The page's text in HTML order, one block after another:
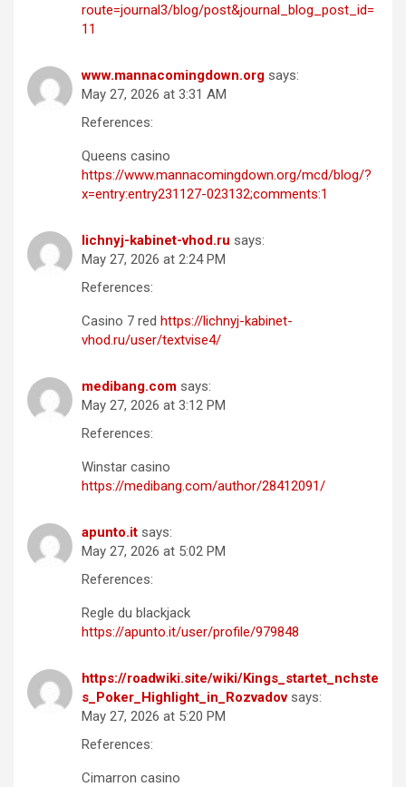
route=journal3/blog/post&journal_blog_post_id=
11
www.mannacomingdown.org says:
May 27, 2026 at 3:31 AM
References:
Queens casino
https://www.mannacomingdown.org/mcd/blog/?
x=entry:entry231127-023132;comments:1
lichnyj-kabinet-vhod.ru says:
May 27, 2026 at 2:24 PM
References:
Casino 7 red https://lichnyj-kabinet-
vhod.ru/user/textvise4/
medibang.com says:
May 27, 2026 at 3:12 PM
References:
Winstar casino
https://medibang.com/author/28412091/
apunto.it says:
May 27, 2026 at 5:02 PM
References:
Regle du blackjack
https://apunto.it/user/profile/979848
https://roadwiki.site/wiki/Kings_startet_nchste
s_Poker_Highlight_in_Rozvadov says:
May 27, 2026 at 5:20 PM
References:
Cimarron casino